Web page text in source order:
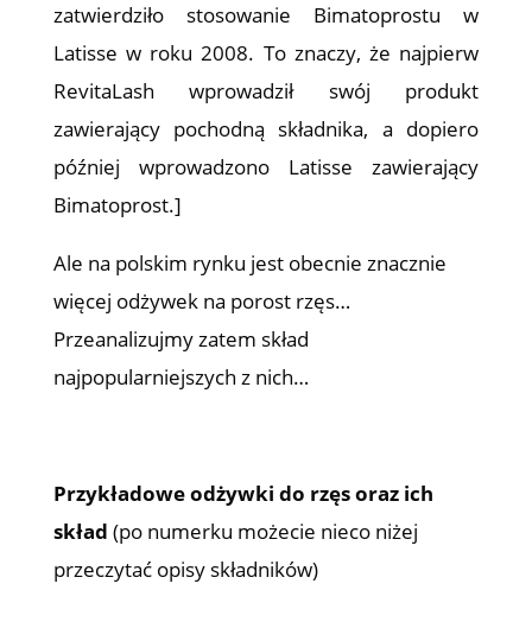
zatwierdziło stosowanie Bimatoprostu w
Latisse w roku 2008. To znaczy, że najpierw
RevitaLash wprowadził swój produkt
zawierający pochodną składnika, a dopiero
później wprowadzono Latisse zawierający
Bimatoprost.]
Ale na polskim rynku jest obecnie znacznie
więcej odżywek na porost rzęs…
Przeanalizujmy zatem skład
najpopularniejszych z nich…
Przykładowe odżywki do rzęs oraz ich
skład (po numerku możecie nieco niżej
przeczytać opisy składników)